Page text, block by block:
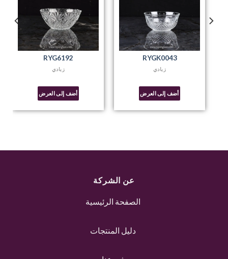
زبادي
RYGK0043
أضف إلى العرض
زبادي
RYG6192
أضف إلى العرض
عن الشركة
الصفحة الرئيسية
دليل المنتجات